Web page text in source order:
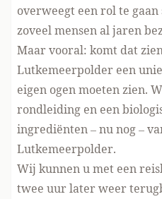
overweegt een rol te
zoveel mensen al jaren
Maar vooral: komt dat
Lutkemeerpolder een
eigen ogen moeten zien.
rondleiding en een
ingrediënten – nu nog –
Lutkemeerpolder.
Wij kunnen u met een
twee uur later weer